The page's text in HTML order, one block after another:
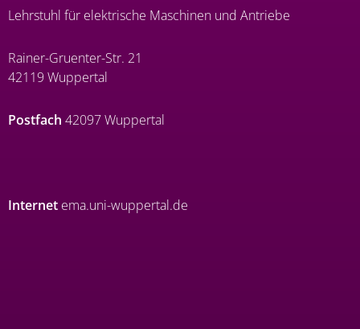
Lehrstuhl für elektrische Maschinen und Antriebe
Rainer-Gruenter-Str. 21
42119 Wuppertal
Postfach 42097 Wuppertal
Internet ema.uni-wuppertal.de